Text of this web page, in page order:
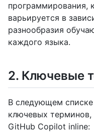
программирования,
варьируется в
разнообразия
каждого языка.
2. Ключевые
В следующем списке
ключевых
GitHub Copilot inline: